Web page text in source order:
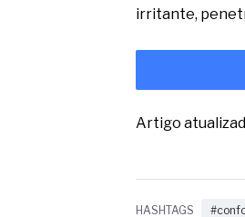
irritante,
Artigo
HASHTAGS